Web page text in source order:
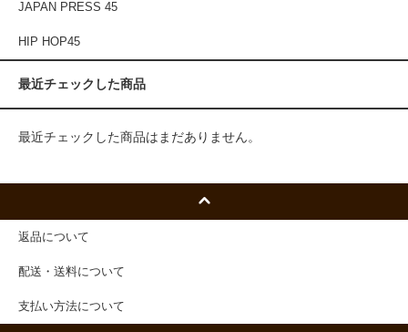
JAPAN PRESS 45
HIP HOP45
最近チェックした商品
最近チェックした商品はまだありません。
返品について
配送・送料について
支払い方法について